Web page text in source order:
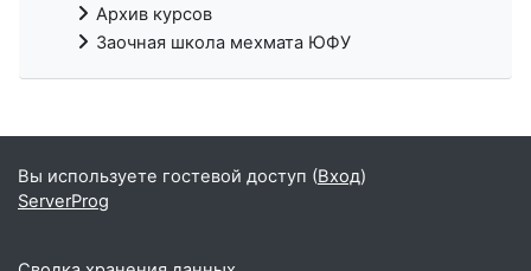
Архив курсов
Заочная школа мехмата ЮФУ
Вы используете гостевой доступ (Вход)
ServerProg